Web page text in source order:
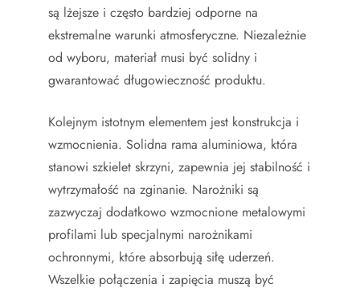
są lżejsze i często bardziej odporne na
ekstremalne warunki atmosferyczne. Niezależnie
od wyboru, materiał musi być solidny i
gwarantować długowieczność produktu.
Kolejnym istotnym elementem jest konstrukcja i
wzmocnienia. Solidna rama aluminiowa, która
stanowi szkielet skrzyni, zapewnia jej stabilność i
wytrzymałość na zginanie. Narożniki są
zazwyczaj dodatkowo wzmocnione metalowymi
profilami lub specjalnymi narożnikami
ochronnymi, które absorbują siłę uderzeń.
Wszelkie połączenia i zapięcia muszą być